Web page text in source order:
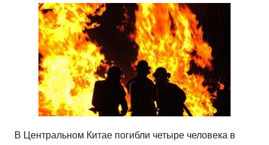
В Центральном Китае погибли четыре человека в